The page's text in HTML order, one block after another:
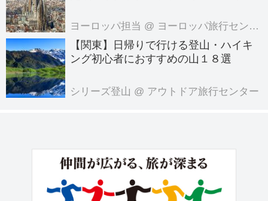
ヨーロッパ担当 @ ヨーロッパ旅行センター
【関東】日帰りで行ける登山・ハイキ
ング初心者におすすめの山１８選
シリーズ登山 @ アウトドア旅行センター